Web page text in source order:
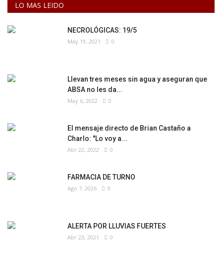
LO MAS LEIDO
NECROLÓGICAS: 19/5
May 19, 2021 0
Llevan tres meses sin agua y aseguran que
ABSA no les da...
May 6, 2022 0
El mensaje directo de Brian Castaño a
Charlo: "Lo voy a...
Abr 22, 2022 0
FARMACIA DE TURNO
Ago 7, 2026 0
ALERTA POR LLUVIAS FUERTES
Abr 23, 2021 0